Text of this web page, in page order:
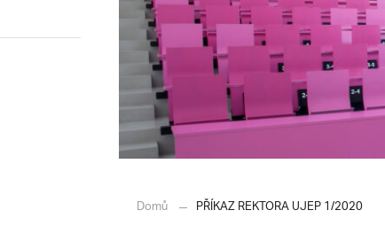
Domů PŘÍKAZ REKTORA UJEP 1/2020